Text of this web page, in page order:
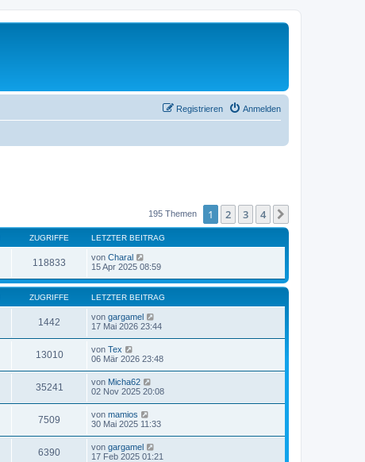
Anmelden
Registrieren
195 Themen 1 2 3 4
ZUGRIFFE LETZTER BEITRAG
118833 von Charal
15 Apr 2025 08:59
ZUGRIFFE LETZTER BEITRAG
1442 von gargamel
17 Mai 2026 23:44
13010 von Tex
06 Mär 2026 23:48
35241 von Micha62
02 Nov 2025 20:08
7509 von mamios
30 Mai 2025 11:33
6390 von gargamel
17 Feb 2025 01:21